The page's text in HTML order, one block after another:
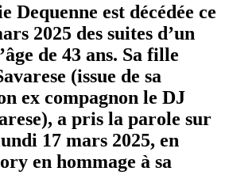
Dequenne est décédée ce
2025 des suites d’un
de 43 ans. Sa fille
(issue de sa
ex compagnon le DJ
a pris la parole sur
17 mars 2025, en
en hommage à sa